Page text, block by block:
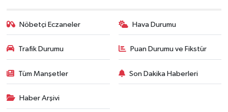
Nöbetçi Eczaneler Hava Durumu
Trafik Durumu Puan Durumu ve Fikstür
Tüm Manşetler Son Dakika Haberleri
Haber Arşivi